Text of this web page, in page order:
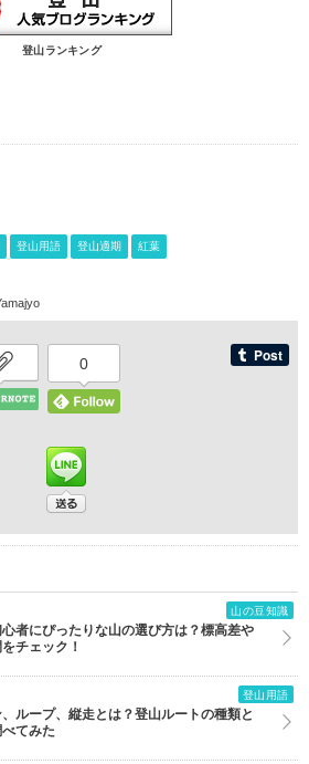
登山ランキング
登山用語 登山適期 紅葉
0
山の豆知識
者にぴったりな山の選び方は？標高差や
チェック！
登山用語
、ループ、縦走とは？登山ルートの種類と
てみた